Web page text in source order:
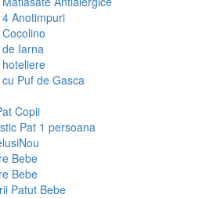
4 Anotimpuri
de Iarna
hoteliere
cu Puf de Gasca
Copii
Pat 1 persoana
Nou
Bebe
Bebe
Patut Bebe